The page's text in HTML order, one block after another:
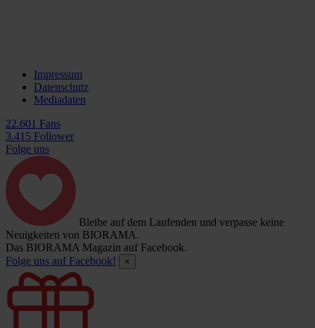
Impressum
Datenschutz
Mediadaten
22.601 Fans
3.415 Follower
Folge uns
Bleibe auf dem Laufenden und verpasse keine
Neuigkeiten von BIORAMA.
Das BIORAMA Magazin auf Facebook.
Folge uns auf Facebook!
×